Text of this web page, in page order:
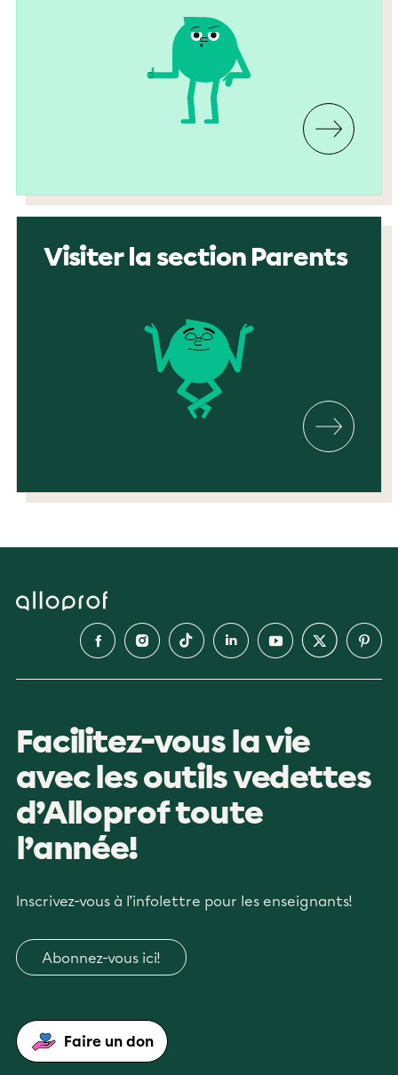
Visiter la section Parents
Facilitez-vous la vie
avec les outils vedettes
d’Alloprof toute
l’année!
Inscrivez-vous à l’infolettre pour les enseignants!
Abonnez-vous ici!
Faire un don